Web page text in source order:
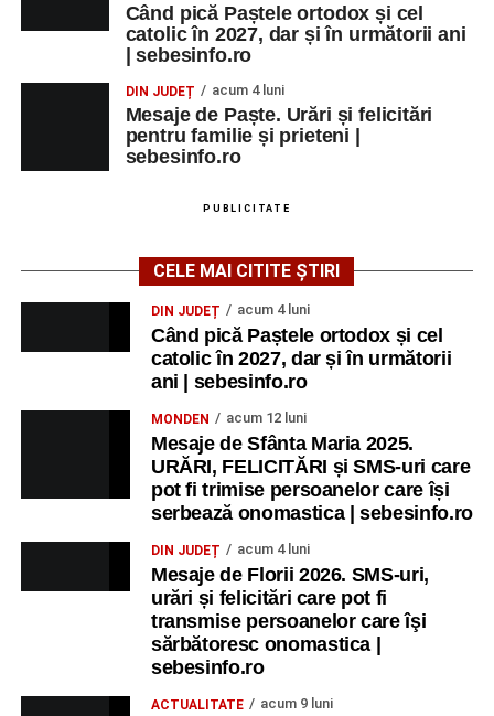
Când pică Paștele ortodox și cel
catolic în 2027, dar și în următorii ani
| sebesinfo.ro
DIN JUDEȚ acum 4 luni
Mesaje de Paște. Urări și felicitări
pentru familie și prieteni |
sebesinfo.ro
PUBLICITATE
CELE MAI CITITE ȘTIRI
DIN JUDEȚ acum 4 luni
Când pică Paștele ortodox și cel
catolic în 2027, dar și în următorii
ani | sebesinfo.ro
MONDEN acum 12 luni
Mesaje de Sfânta Maria 2025.
URĂRI, FELICITĂRI și SMS-uri care
pot fi trimise persoanelor care își
serbează onomastica | sebesinfo.ro
DIN JUDEȚ acum 4 luni
Mesaje de Florii 2026. SMS-uri,
urări și felicitări care pot fi
transmise persoanelor care îşi
sărbătoresc onomastica |
sebesinfo.ro
ACTUALITATE acum 9 luni